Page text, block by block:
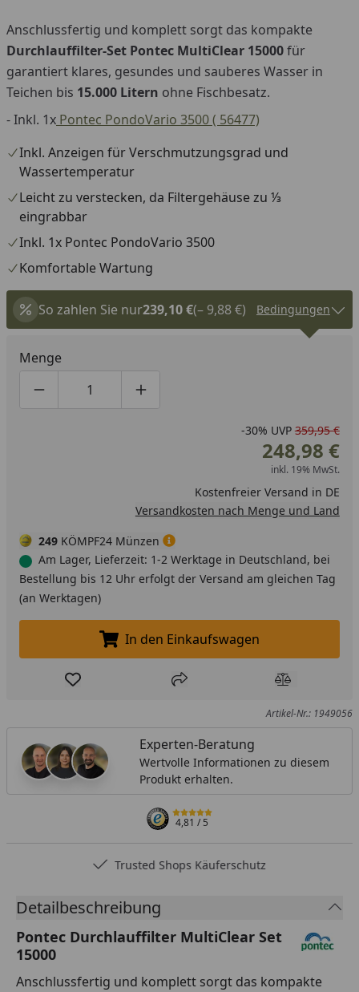
Anschlussfertig und komplett sorgt das kompakte
Durchlauffilter-Set Pontec MultiClear 15000für
garantiert klares, gesundes und sauberes Wasser in
Teichen bis 15.000 Litern ohne Fischbesatz.
- Inkl. 1x Pontec PondoVario 3500 ( 56477)
Inkl. Anzeigen für Verschmutzungsgrad und
Wassertemperatur
Leicht zu verstecken, da Filtergehäuse zu ⅓
eingrabbar
Inkl. 1x Pontec PondoVario 3500
Komfortable Wartung
So zahlen Sie nur239,10 €(– 9,88 €) Bedingungen
Menge
Produktmenge um eins verringern
Produktmenge manuell eingeben
Produktmenge um eins erhöhen
-30% UVP 359,95 €
248,98 €
inkl. 19% MwSt.
Kostenfreier Versand in DE
Versandkosten nach Menge und Land
249 KÖMPF24 Münzen
Am Lager, Lieferzeit: 1-2 Werktage in Deutschland, bei
Bestellung bis 12 Uhr erfolgt der Versand am gleichen Tag
(an Werktagen)
In den Einkaufswagen legen
In den Einkaufswagen
Produkt zur Wunschliste hinzufügen
Teilen Produkt
Artikel-Nr.: 1949056
Experten-Beratung
Wertvolle Informationen zu diesem
Produkt erhalten.
4,81/ 5
Trusted Shops Käuferschutz
Detailbeschreibung
Pontec Durchlauffilter MultiClear Set
15000
Anschlussfertig und komplett sorgt das kompakte